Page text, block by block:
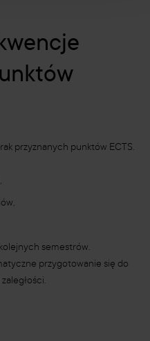
przyznanych punktów ECTS.
semestrów.
przygotowanie się do